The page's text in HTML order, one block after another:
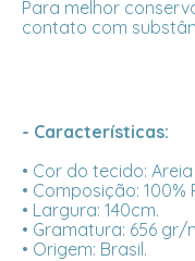
Para melhor
contato com
- Características:
• Cor do tecido: Areia
• Composição: 100%
• Largura: 140cm.
• Gramatura: 656 gr/
• Origem: Brasil.